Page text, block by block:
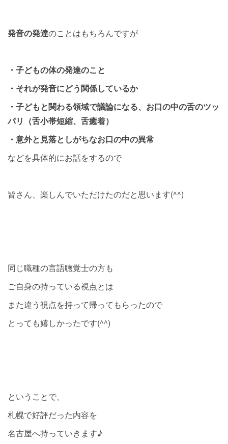
発音の発達のことはもちろんですが
・子どもの体の発達のこと
・それが発音にどう関係しているか
・子どもと関わる領域で議論になる、お口の中の舌のツッ
パリ（舌小帯短縮、舌癒着）
・意外と見落としがちなお口の中の異常
などを具体的にお話をするので
皆さん、楽しんでいただけたのだと思います(^^)
同じ職種の言語聴覚士の方も
ご自身の持っている視点とは
また違う視点を持って帰ってもらったので
とっても嬉しかったです(^^)
ということで、
札幌で好評だった内容を
名古屋へ持っていきます♪